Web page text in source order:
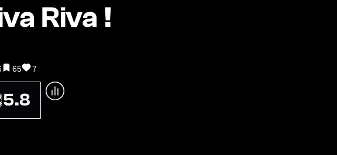
Riva !
65 7
5.8